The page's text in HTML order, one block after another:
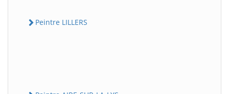
Peintre LILLERS